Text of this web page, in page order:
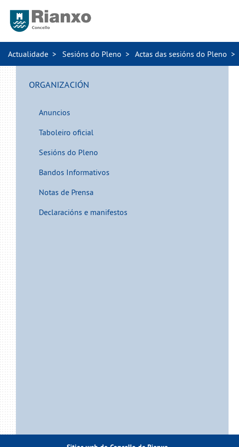
Actualidade Sesións do Pleno Actas das sesións do Pleno
ORGANIZACIÓN
Anuncios
Taboleiro oficial
Sesións do Pleno
Bandos Informativos
Notas de Prensa
Declaracións e manifestos